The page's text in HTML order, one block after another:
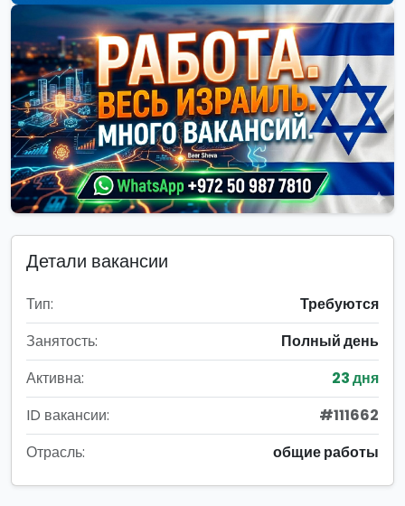
Детали вакансии
Тип:
Требуются
Занятость:
Полный день
Активна:
23 дня
ID вакансии:
#111662
Отрасль:
общие работы